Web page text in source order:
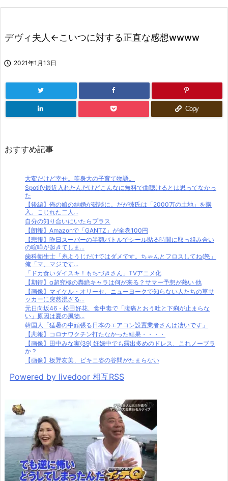
デヴィ夫人←こいつに対する正直な感想wwww
 2021年1月13日
Copy
おすすめ記事
大変だけど幸せ。等身大の子育て物語。
Spotify最近入れたんだけどこんなに無料で曲聴けるとは思ってなかっ
た
【後編】俺の娘の結婚が破談に。だが彼氏は「2000万の土地」を購
入。こじれた二人...
自分の知り合いにいたらプラス
【朗報】Amazonで「GANTZ」が全巻100円
【悲報】昨日スーパーの半額バトルでシール貼る時間に取っ組み合い
の喧嘩が起きてしま...
歯科衛生士「糸ようじだけではダメです。ちゃんとフロスしてね(怒」
俺「マ、マジです...
「ドカ食いダイスキ！もちづきさん」TVアニメ化
【期待】α超究極の轟絶キャラは何が来る？サマー予想が熱い 他
【画像】マイケル・オリーセ、ニューヨークで知らない人たちの草サ
ッカーに突然混ざる...
元日向坂46・松田好花、食中毒で「腹痛とおう吐と下痢が止まらな
い」原因は夏の風物...
韓国人「猛暑の中頑張る日本のエアコン設置業者さんは凄いです」
【悲報】コロナワクチン打たなかった結果・・・・
【画像】田中みな実(39) 妊娠中でも露出多めのドレス、これノーブラ
か？
【画像】板野友美、ビキニ姿の谷間がたまらない
Powered by livedoor 相互RSS